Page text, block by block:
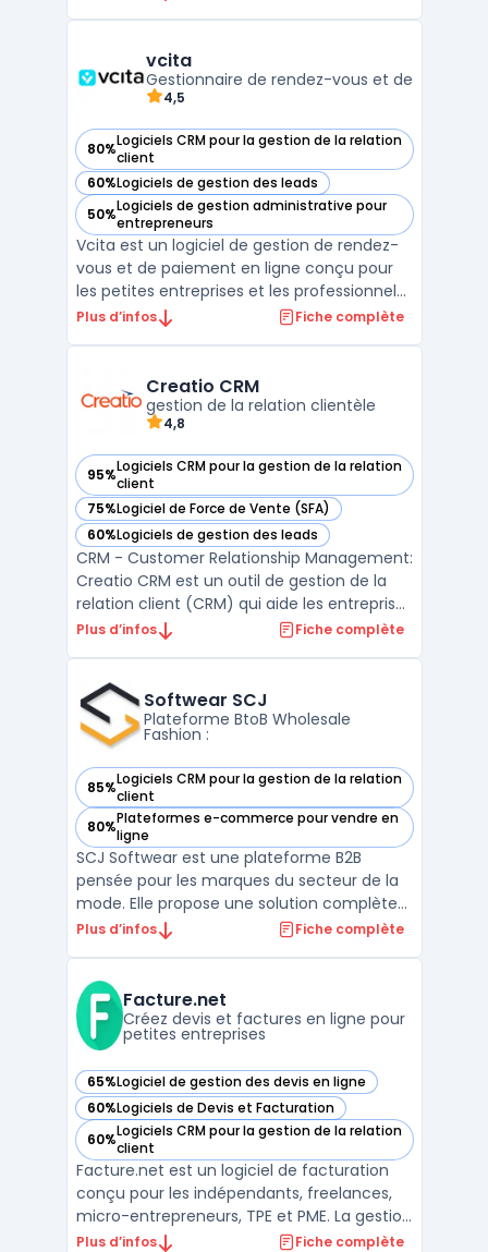
relation client tout-en-un pour les PME et
grandes entrep ...
vcita
Gestionnaire de rendez-vous et de
4,5
80%Logiciels CRM pour la gestion de la relation
client
— voir vcita dans cette catégorie
60%Logiciels de gestion des leads
— voir vcita dans cette catégorie
50%Logiciels de gestion administrative pour
entrepreneurs
— voir vcita dans cette catégorie
Vcita est un logiciel de gestion de rendez-
vous et de paiement en ligne conçu pour
les petites entreprises et les professionnels
indépendants. Il offre une gamme
avec leurs clients et à automatiser les
tâches admini ...
Plus d’infos Fiche complète
Creatio CRM
gestion de la relation clientèle
4,8
95%Logiciels CRM pour la gestion de la relation
client
— voir Creatio CRM dans cette catégorie
75%Logiciel de Force de Vente (SFA)
— voir Creatio CRM dans cette catégorie
60%Logiciels de gestion des leads
— voir Creatio CRM dans cette catégorie
CRM - Customer Relationship Management:
Creatio CRM est un outil de gestion de la
relation client (CRM) qui aide les entreprises
à gérer efficacement toutes les
les ventes, le marketing et le service client
à partir ...
Plus d’infos Fiche complète
Softwear SCJ
Plateforme BtoB Wholesale
Fashion :
85%Logiciels CRM pour la gestion de la relation
client
— voir Softwear SCJ dans cette catégorie
80%Plateformes e-commerce pour vendre en
ligne
— voir Softwear SCJ dans cette catégorie
SCJ Softwear est une plateforme B2B
pensée pour les marques du secteur de la
mode. Elle propose une solution complète
pour gérer efficacement l’activité
permet aux marques de simplifier les
commandes d’entrée de saison et de réa ...
Plus d’infos Fiche complète
Facture.net
Créez devis et factures en ligne pour
petites entreprises
65%Logiciel de gestion des devis en ligne
— voir Facture.net dans cette catégorie
60%Logiciels de Devis et Facturation
— voir Facture.net dans cette catégorie
60%Logiciels CRM pour la gestion de la relation
client
— voir Facture.net dans cette catégorie
Facture.net est un logiciel de facturation
conçu pour les indépendants, freelances,
micro-entrepreneurs, TPE et PME. La gestion
de devis et de factures représente une
Plus d’infos Fiche complète